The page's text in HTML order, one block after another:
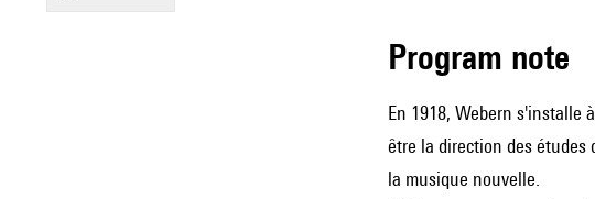
Program note
En 1918, Webern s'installe
être la direction des études
la musique nouvelle.